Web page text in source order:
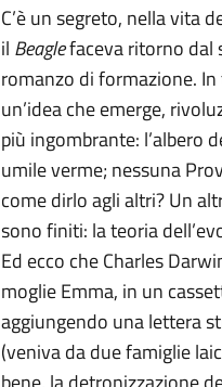
C’è un segreto, nella vita
il Beaglefaceva ritorno dal
romanzo di formazione.
un’idea che emerge,
più ingombrante: l’albero
umile verme; nessuna
come dirlo agli altri? Un
sono finiti: la teoria
Ed ecco che Charles
moglie Emma, in un
aggiungendo una lettera
(veniva da due famiglie